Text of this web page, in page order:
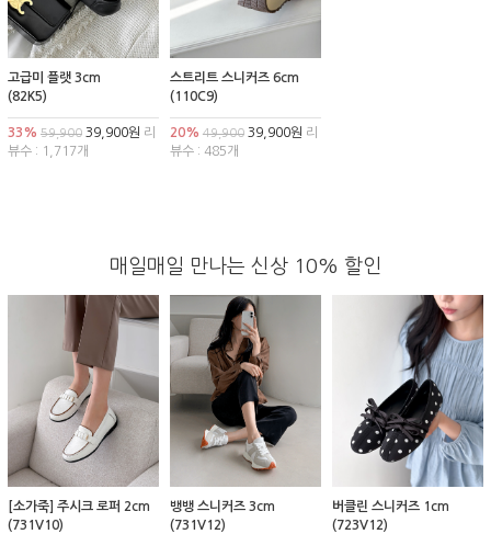
고급미 플랫 3cm
(82K5)
33% 59,900 39,900원 리
뷰수 : 1,717개
스트리트 스니커즈 6cm
(110C9)
20% 49,90039,900원 리
뷰수 : 485개
매일매일 만나는 신상 10% 할인
[소가죽] 주시크 로퍼 2cm
(731V10)
뱅뱅 스니커즈 3cm
(731V12)
버클린 스니커즈 1cm
(723V12)